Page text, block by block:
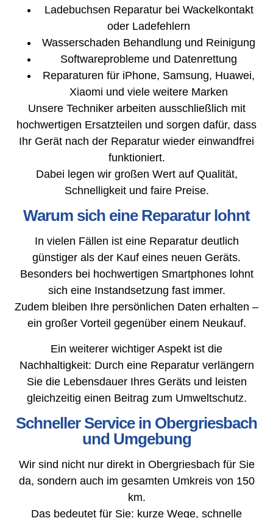
Ladebuchsen Reparatur bei Wackelkontakt
oder Ladefehlern
Wasserschaden Behandlung und Reinigung
Softwareprobleme und Datenrettung
Reparaturen für iPhone, Samsung, Huawei,
Xiaomi und viele weitere Marken
Unsere Techniker arbeiten ausschließlich mit
hochwertigen Ersatzteilen und sorgen dafür, dass
Ihr Gerät nach der Reparatur wieder einwandfrei
funktioniert.
Dabei legen wir großen Wert auf Qualität,
Schnelligkeit und faire Preise.
Warum sich eine Reparatur lohnt
In vielen Fällen ist eine Reparatur deutlich
günstiger als der Kauf eines neuen Geräts.
Besonders bei hochwertigen Smartphones lohnt
sich eine Instandsetzung fast immer.
Zudem bleiben Ihre persönlichen Daten erhalten –
ein großer Vorteil gegenüber einem Neukauf.
Ein weiterer wichtiger Aspekt ist die
Nachhaltigkeit: Durch eine Reparatur verlängern
Sie die Lebensdauer Ihres Geräts und leisten
gleichzeitig einen Beitrag zum Umweltschutz.
Schneller Service in Obergriesbach
und Umgebung
Wir sind nicht nur direkt in Obergriesbach für Sie
da, sondern auch im gesamten Umkreis von 150
km.
Das bedeutet für Sie: kurze Wege, schnelle